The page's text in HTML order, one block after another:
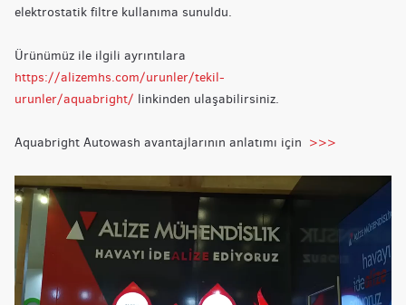
elektrostatik filtre kullanıma sunuldu.
Ürünümüz ile ilgili ayrıntılara
https://alizemhs.com/urunler/tekil-
urunler/aquabright/ linkinden ulaşabilirsiniz.
Aquabright Autowash avantajlarının anlatımı için >>>